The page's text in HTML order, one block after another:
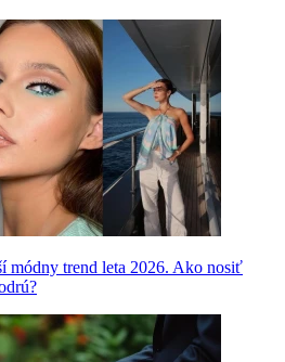
módny trend leta 2026. Ako nosiť